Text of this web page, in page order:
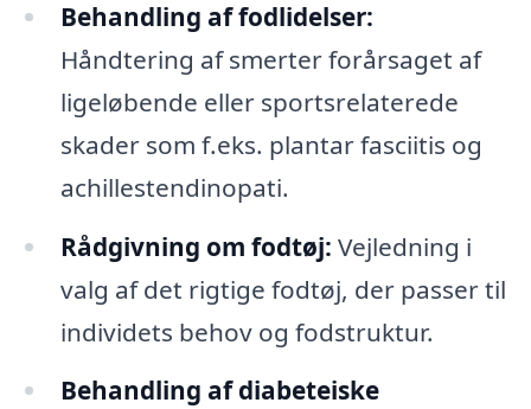
Behandling af fodlidelser:
Håndtering af smerter forårsaget af
ligeløbende eller sportsrelaterede
skader som f.eks. plantar fasciitis og
achillestendinopati.
Rådgivning om fodtøj: Vejledning i
valg af det rigtige fodtøj, der passer til
individets behov og fodstruktur.
Behandling af diabeteiske